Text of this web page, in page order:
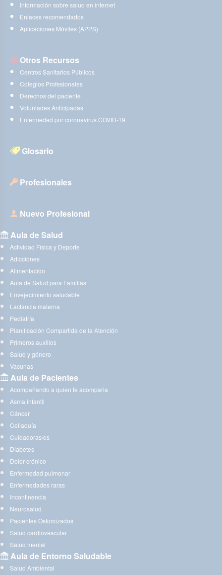
Información sobre salud en internet
Enlaces recomendados
Aplicaciones Móviles (APPS)
Otros Recursos
Centros Sanitarios Públicos
Colegios Profesionales
Derechos del paciente
Voluntades Anticipadas
Enfermedad por coronavirus COVID-19
Glosario
Profesionales
Nuevo Profesional
Aula de Salud
Actividad Física y Deporte
Adicciones
Alimentación
Aula de Salud para Familias
Envejecimiento saludable
Lactancia materna
Pediatría
Planificación Compartida de la Atención
Primeros auxilios
Salud y género
Vacunas
Aula de Pacientes
Acompañando a quien te acompaña
Asma infantil
Cáncer
Celiaquía
Cuidadoras/es
Diabetes
Dolor crónico
Enfermedad pulmonar
Enfermedades raras
Incontinencia
Neurosalud
Pacientes Ostomizados
Salud cardiovascular
Salud mental
Aula de Entorno Saludable
Salud Ambiental